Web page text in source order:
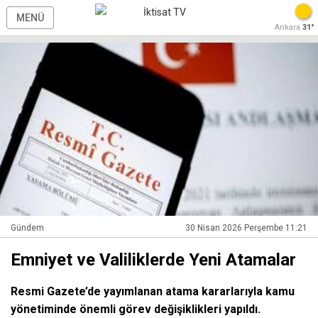
MENÜ
Ankara 31°
Gündem 30 Nisan 2026 Perşembe 11:21
Emniyet ve Valiliklerde Yeni Atamalar
Resmi Gazete’de yayımlanan atama kararlarıyla kamu
yönetiminde önemli görev değişiklikleri yapıldı.